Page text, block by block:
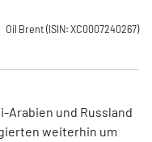
Oil Brent (ISIN: XC0007240267)
Arabien und Russland
weiterhin um